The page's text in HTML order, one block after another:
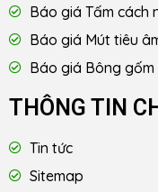
Báo giá Tấm cách
Báo giá Mút tiêu
Báo giá Bông gốm
THÔNG TIN
Tin tức
Sitemap